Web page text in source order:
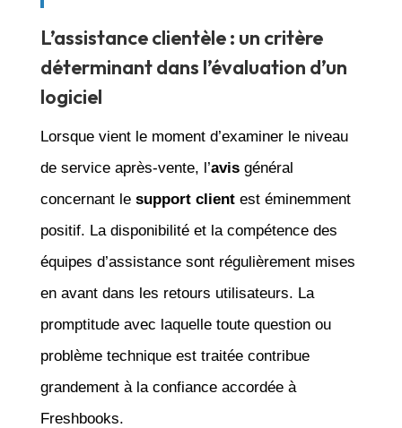
L’assistance clientèle : un critère
déterminant dans l’évaluation d’un
logiciel
Lorsque vient le moment d’examiner le niveau
de service après-vente, l’avisgénéral
concernant le support clientest éminemment
positif. La disponibilité et la compétence des
équipes d’assistance sont régulièrement mises
en avant dans les retours utilisateurs. La
promptitude avec laquelle toute question ou
problème technique est traitée contribue
grandement à la confiance accordée à
Freshbooks.